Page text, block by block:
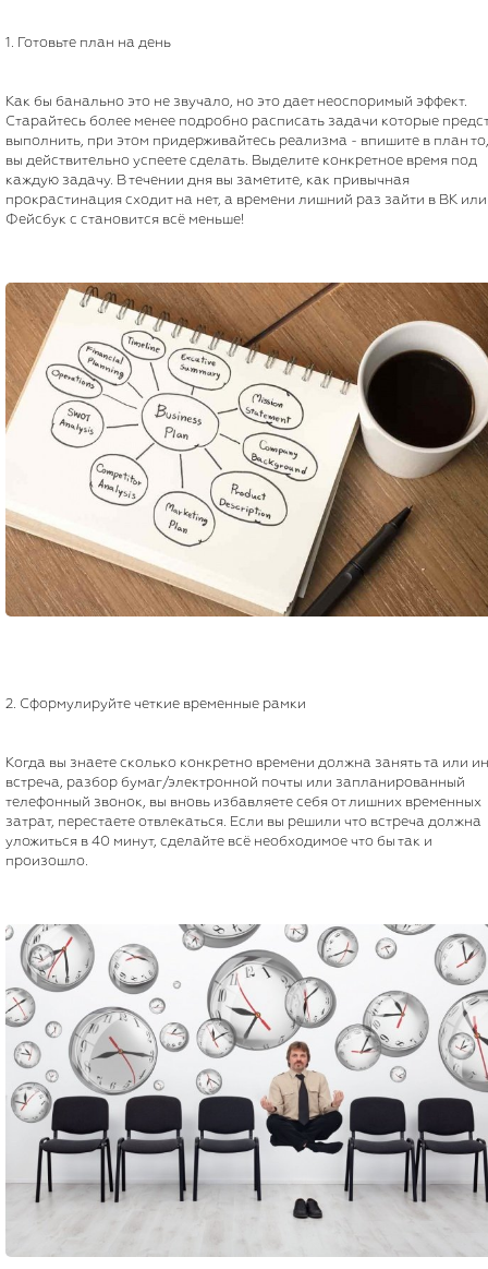
1. Готовьте план на день
Как бы банально это не звучало, но это дает неоспоримый эффект.
Старайтесь более менее подробно расписать задачи которые
выполнить, при этом придерживайтесь реализма - впишите в план
вы действительно успеете сделать. Выделите конкретное время под
каждую задачу. В течении дня вы заметите, как привычная
прокрастинация сходит на нет, а времени лишний раз зайти в ВК или
Фейсбук с становится всё меньше!
2. Сформулируйте четкие временные рамки
Когда вы знаете сколько конкретно времени должна занять та или
встреча, разбор бумаг/электронной почты или запланированный
телефонный звонок, вы вновь избавляете себя от лишних временных
затрат, перестаете отвлекаться. Если вы решили что встреча должна
уложиться в 40 минут, сделайте всё необходимое что бы так и
произошло.